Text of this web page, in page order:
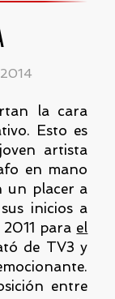
la cara
Esto es
artista
en mano
un placer a
inicios a
para el
de TV3 y
entre